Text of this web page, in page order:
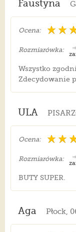
Faustyna
Ocena:
Rozmiarówka:
Wszystko
Zdecydowanie
ULA
Ocena:
Rozmiarówka:
BUTY SUPER.
Aga Płock,